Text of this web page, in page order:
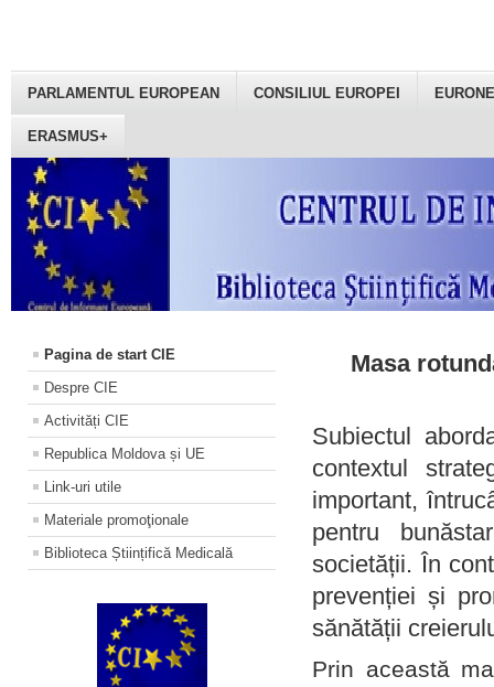
PARLAMENTUL EUROPEAN CONSILIUL EUROPEI
ERASMUS+
Pagina de start CIE
Despre CIE
Activități CIE
Republica Moldova și UE
Link-uri utile
Materiale promoţionale
Biblioteca Științifică Medicală
Masa
Subiectul
contextul
important,
pentru
societății. În
prevenției și
sănătății
Prin această